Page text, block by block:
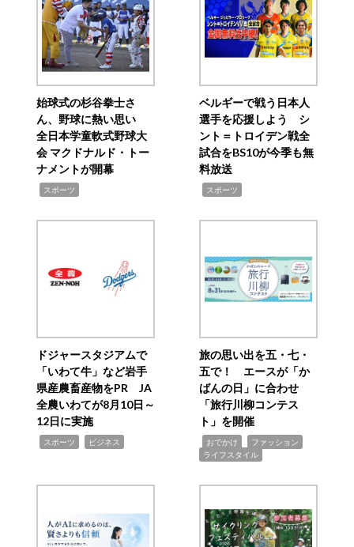
始球式の杉谷拳士さ
ん、野球に熱い思い
全日本学童軟式野球大
会 マクドナルド・トー
ナメントが開幕
スポーツ
ベルギーで戦う日本人
選手を応援しよう シ
ント＝トロイデン戦全
試合をBS10が今季も無
料放送
スポーツ
ドジャースタジアムで
「いわて牛」など岩手
県産農畜産物をPR JA
全農いわてが8月10日～
12日に実施
スポーツ ビジネス
旅の思い出を五・七・
五で！ エースが「か
ばんの日」に合わせ
「旅行川柳コンテス
ト」を開催
おでかけ ファッション
ライフスタイル